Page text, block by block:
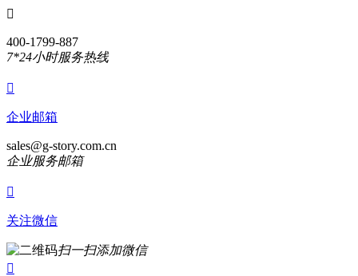

400-1799-887
7*24小时服务热线

企业邮箱
sales@g-story.com.cn
企业服务邮箱

关注微信
扫一扫添加微信
